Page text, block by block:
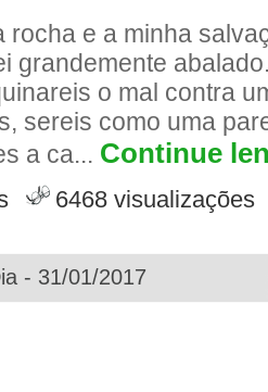
rocha e a minha
grandemente
o mal contra
sereis como uma
a ca... Continue
6468 visualizações
- 31/01/2017